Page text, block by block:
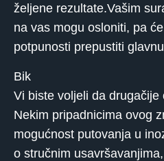
željene rezultate.Vašim
na vas mogu osloniti, pa
potpunosti prepustiti
Bik
Vi biste voljeli da drugačije
Nekim pripadnicima ovog
mogućnost putovanja u
o stručnim